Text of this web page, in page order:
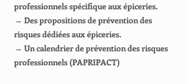
professionnels spécifique aux épiceries.
→ Des propositions de prévention des
risques dédiées aux épiceries.
→ Un calendrier de prévention des risques
professionnels (PAPRIPACT)